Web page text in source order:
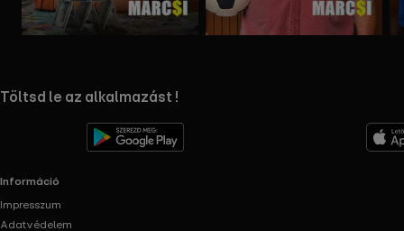
RTL+ useful links.
Töltsd le az alkalmazást !
Információ
Impresszum
Adatvédelem